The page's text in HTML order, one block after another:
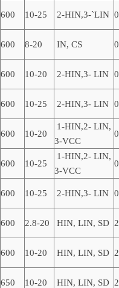
600 10-25 2-HIN,3-`LIN
600 8-20 IN, CS
600 10-20 2-HIN,3- LIN
600 10-25 2-HIN,3- LIN
600 10-20
1-HIN,2- LIN,
3-VCC
600 10-25
1-HIN,2- LIN,
3-VCC
600 10-25 2-HIN,3- LIN
600 2.8-20 HIN, LIN, SD
600 10-20 HIN, LIN, SD
650 10-20 HIN, LIN, SD